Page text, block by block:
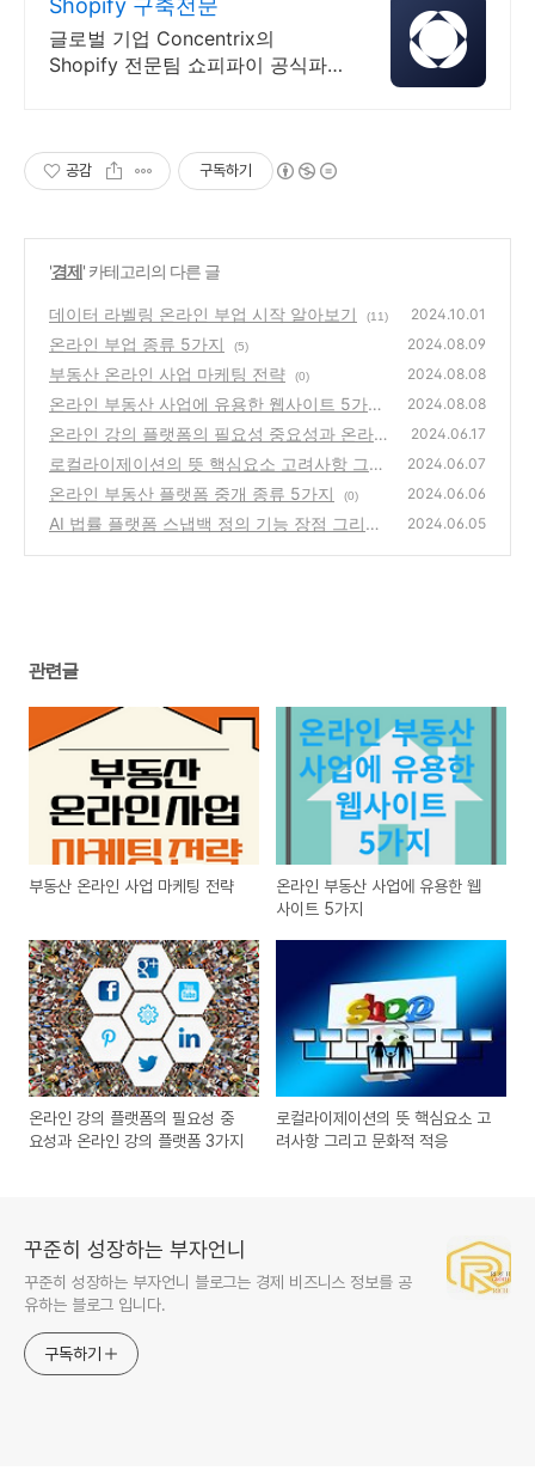
Shopify 구축전문
글로벌 기업 Concentrix의
Shopify 전문팀 쇼피파이 공식파
공감 구독하기
'경제' 카테고리의 다른 글
데이터 라벨링 온라인 부업 시작 알아보기 (11) 2024.10.01
온라인 부업 종류 5가지 (5) 2024.08.09
부동산 온라인 사업 마케팅 전략 (0) 2024.08.08
온라인 부동산 사업에 유용한 웹사이트 5가지
(0)
2024.08.08
온라인 강의 플랫폼의 필요성 중요성과 온라인
강의 플랫폼 3가지
(0)
2024.06.17
로컬라이제이션의 뜻 핵심요소 고려사항 그리
고 문화적 적응
(0)
2024.06.07
온라인 부동산 플랫폼 중개 종류 5가지 (0) 2024.06.06
AI 법률 플랫폼 스냅백 정의 기능 장점 그리고
2024.06.05
관련글
부동산 온라인 사업 마케팅 전략
온라인 부동산 사업에 유용한 웹
사이트 5가지
온라인 강의 플랫폼의 필요성 중
요성과 온라인 강의 플랫폼 3가지
로컬라이제이션의 뜻 핵심요소 고
려사항 그리고 문화적 적응
꾸준히 성장하는 부자언니
꾸준히 성장하는 부자언니 블로그는 경제 비즈니스 정보를 공
유하는 블로그 입니다.
구독하기